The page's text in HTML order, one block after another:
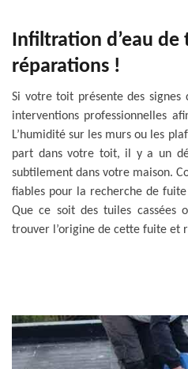
Infiltration d’eau de
réparations !
Si votre toit présente des signes
interventions professionnelles
L’humidité sur les murs ou les
part dans votre toit, il y a un
subtilement dans votre maison.
fiables pour la recherche de
Que ce soit des tuiles cassées
trouver l’origine de cette fuite et